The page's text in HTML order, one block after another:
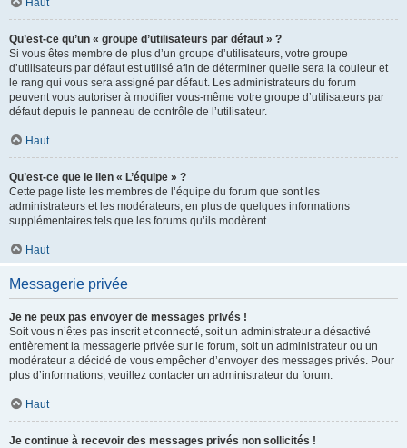
Haut
Qu’est-ce qu’un « groupe d’utilisateurs par défaut » ?
Si vous êtes membre de plus d’un groupe d’utilisateurs, votre groupe
d’utilisateurs par défaut est utilisé afin de déterminer quelle sera la couleur et
le rang qui vous sera assigné par défaut. Les administrateurs du forum
peuvent vous autoriser à modifier vous-même votre groupe d’utilisateurs par
défaut depuis le panneau de contrôle de l’utilisateur.
Haut
Qu’est-ce que le lien « L’équipe » ?
Cette page liste les membres de l’équipe du forum que sont les
administrateurs et les modérateurs, en plus de quelques informations
supplémentaires tels que les forums qu’ils modèrent.
Haut
Messagerie privée
Je ne peux pas envoyer de messages privés !
Soit vous n’êtes pas inscrit et connecté, soit un administrateur a désactivé
entièrement la messagerie privée sur le forum, soit un administrateur ou un
modérateur a décidé de vous empêcher d’envoyer des messages privés. Pour
plus d’informations, veuillez contacter un administrateur du forum.
Haut
Je continue à recevoir des messages privés non sollicités !